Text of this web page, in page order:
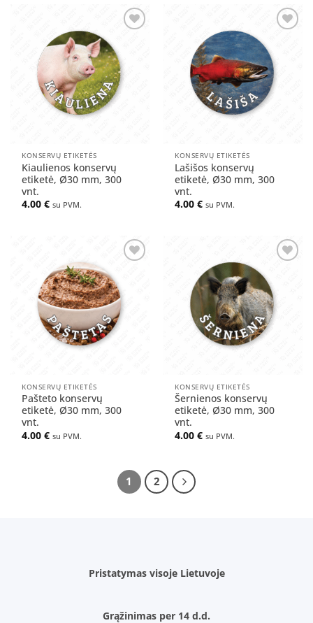
sąrašą
KONSERVŲ ETIKETĖS
Kiaulienos konservų
etiketė, Ø30 mm, 300
vnt.
4.00€ su PVM.
sąrašą
KONSERVŲ ETIKETĖS
Lašišos konservų
etiketė, Ø30 mm, 300
vnt.
4.00€ su PVM.
sąrašą
KONSERVŲ ETIKETĖS
Pašteto konservų
etiketė, Ø30 mm, 300
vnt.
4.00€ su PVM.
sąrašą
KONSERVŲ ETIKETĖS
Šernienos konservų
etiketė, Ø30 mm, 300
vnt.
4.00€ su PVM.
1 2
Pristatymas visoje Lietuvoje
Grąžinimas per 14 d.d.